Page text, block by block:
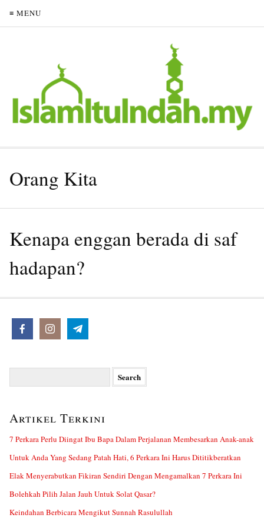
≡ MENU
Orang Kita
Kenapa enggan berada di saf
hadapan?
Artikel Terkini
7 Perkara Perlu Diingat Ibu Bapa Dalam Perjalanan Membesarkan Anak-anak
Untuk Anda Yang Sedang Patah Hati, 6 Perkara Ini Harus Dititikberatkan
Elak Menyerabutkan Fikiran Sendiri Dengan Mengamalkan 7 Perkara Ini
Bolehkah Pilih Jalan Jauh Untuk Solat Qasar?
Keindahan Berbicara Mengikut Sunnah Rasulullah